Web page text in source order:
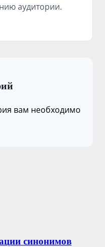
аудитории.
вам необходимо
синонимов